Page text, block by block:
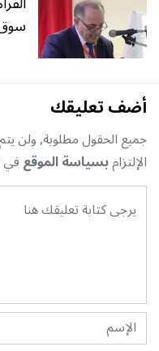
أضف تعليقك
جميع الحقول مطلوبة, ولن
الإلتزامبسياسة الموقعفي